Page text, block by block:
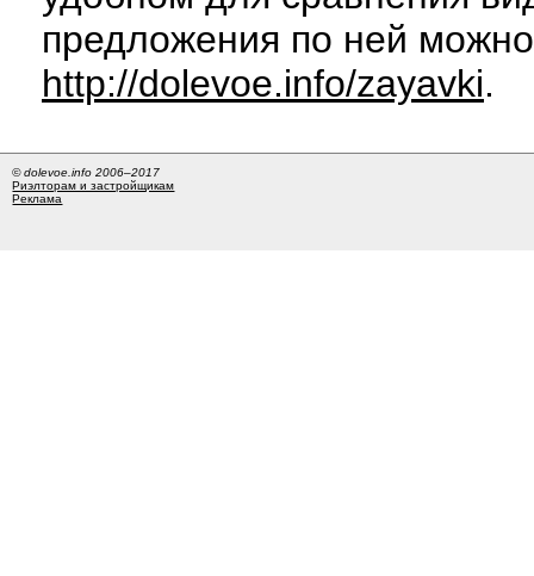
предложения по ней
http://dolevoe.info/zayavki.
© dolevoe.info 2006–2017
Риэлторам и застройщикам
Реклама